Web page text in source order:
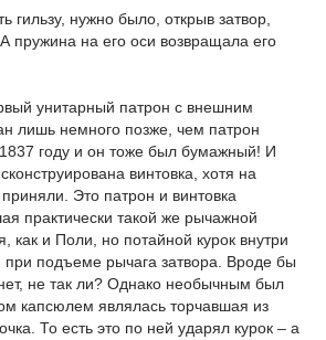
гильзу, нужно было, открыв затвор,
пружина на его оси возвращала его
унитарный патрон с внешним
лишь немного позже, чем патрон
году и он тоже был бумажный! И
винтовка, хотя на
Это патрон и винтовка
практически такой же рычажной
как и Поли, но потайной курок внутри
при подъеме рычага затвора. Вроде бы
не так ли? Однако необычным был
капсюлем являлась торчавшая из
То есть это по ней ударял курок – а